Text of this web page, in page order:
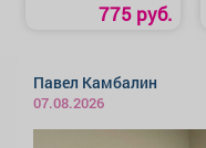
775 руб.
Павел Камбалин
07.08.2026